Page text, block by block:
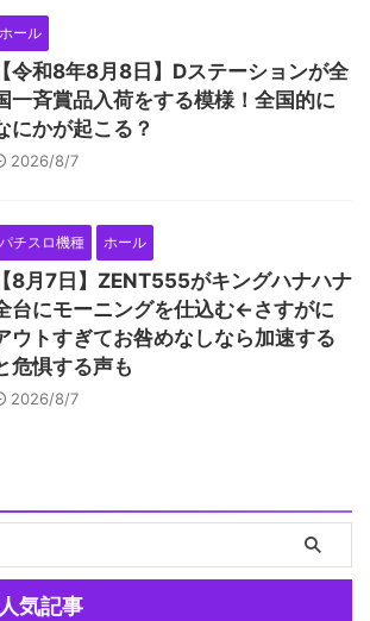
ホール
【令和8年8月8日】Dステーションが全
一斉賞品入荷をする模様！全国的に
にかが起こる？
2026/8/7
パチスロ機種 ホール
【8月7日】ZENT555がキングハナハナ
台にモーニングを仕込む←さすがに
ウトすぎてお咎めなしなら加速する
危惧する声も
2026/8/7
気記事